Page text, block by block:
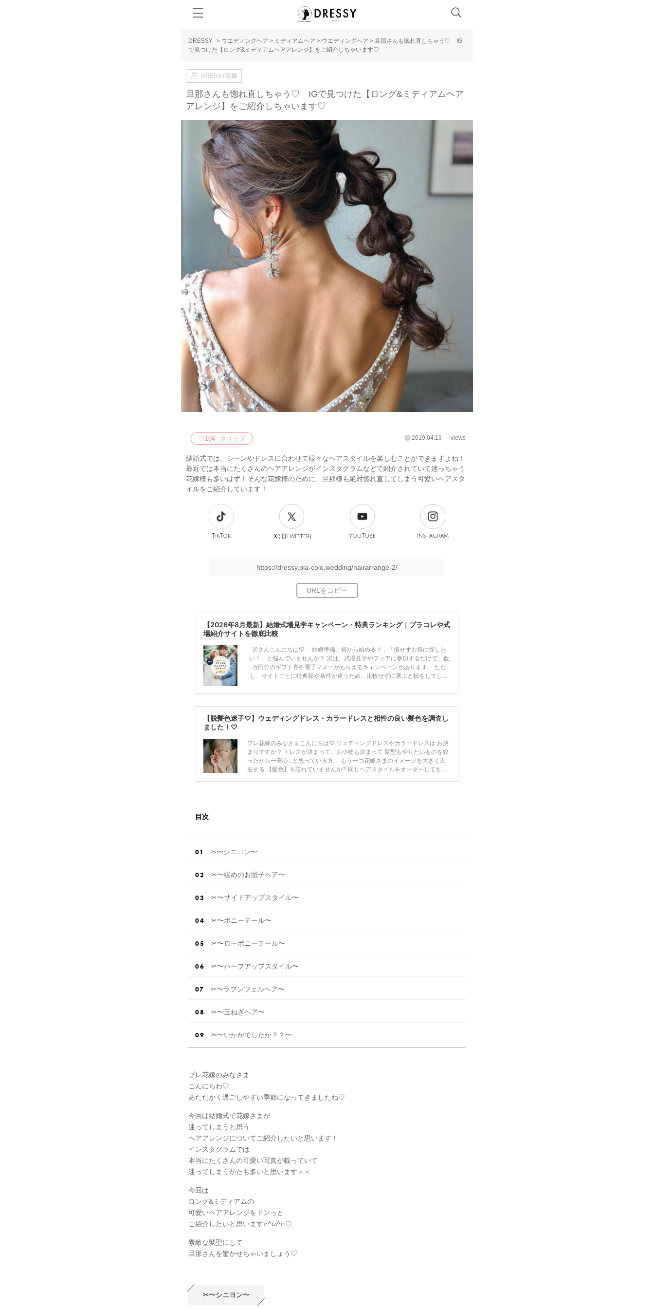
DRESSY > ウエディングヘア > ミディアムヘア > ウエディングヘア > 旦那さんも惚れ直しちゃう♡ IG
で見つけた【ロング&ミディアムヘアアレンジ】をご紹介しちゃいます♡
DRESSY花嫁
旦那さんも惚れ直しちゃう♡ IGで見つけた【ロング&ミディアムヘア
アレンジ】をご紹介しちゃいます♡
♡104 クリップ 2019.04.13 views
結婚式では、シーンやドレスに合わせて様々なヘアスタイルを楽しむことができますよね！
最近では本当にたくさんのヘアアレンジがインスタグラムなどで紹介されていて迷っちゃう
花嫁様も多いはず！そんな花嫁様のために、旦那様も絶対惚れ直してしまう可愛いヘアスタ
イルをご紹介しています！
TikTok Ｘ(旧Twitter) YouTube Instagram
https://dressy.pla-cole.wedding/hairarrange-2/
【2026年8月最新】結婚式場見学キャンペーン・特典ランキング｜プラコレや式
場紹介サイトを徹底比較
皆さんこんにちは♡ 「結婚準備、何から始める？」「損せずお得に探した
い！」と悩んでいませんか？ 実は、式場見学やフェアに参加するだけで、数
万円分のギフト券や電子マネーがもらえるキャンペーンがあります。 ただ
し、サイトごとに特典額や条件が違うため、比較せずに選ぶと損をしてしま
ンペーン特典ランキングを公開！ 比較サイト：プラコレ、ゼクシィ、ハナユ
補を絞れる「ウェディング診断」か、体験型 […]続きを読む
【脱髪色迷子♡】ウェディングドレス・カラードレスと相性の良い髪色を調査し
ました！♡
プレ花嫁のみなさまこんにちは♡ ウェディングドレスやカラードレスは お決
まりですか？ ドレスが決まって、お小物も決まって 髪型もやりたいものを絞
ったから一安心.. と思っている方。 もう一つ花嫁さまのイメージを大きく左
右する 【髪色】を忘れていませんか!? 同じヘアスタイルをオーダーしても 髪
目次
✂︎〜シニヨン〜
✂︎〜緩めのお団子ヘア〜
✂︎〜サイドアップスタイル〜
✂︎〜ポニーテール〜
✂︎〜ローポニーテール〜
✂︎〜ハーフアップスタイル〜
✂︎〜ラプンツェルヘア〜
✂︎〜玉ねぎヘア〜
✂︎〜いかがでしたか？？〜
プレ花嫁のみなさま
こんにちわ♡
あたたかく過ごしやすい季節になってきましたね♡
今回は結婚式で花嫁さまが
迷ってしまうと思う
ヘアアレンジについてご紹介したいと思います！
インスタグラムでは
本当にたくさんの可愛い写真が載っていて
迷ってしまうかたも多いと思います＞＜
今回は
ロング&ミディアムの
可愛いヘアアレンジをドンっと
ご紹介したいと思います∩^ω^∩♡
素敵な髪型にして
旦那さんを驚かせちゃいましょう♡
✂︎〜シニヨン〜